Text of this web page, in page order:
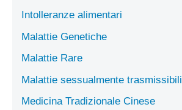
Intolleranze alimentari
Malattie Genetiche
Malattie Rare
Malattie sessualmente trasmissibili
Medicina Tradizionale Cinese